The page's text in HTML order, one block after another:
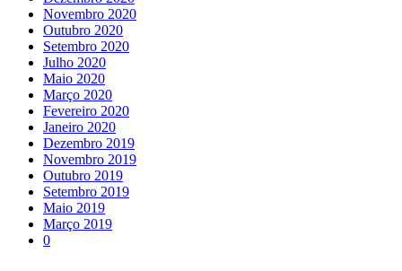
Novembro 2020
Outubro 2020
Setembro 2020
Julho 2020
Maio 2020
Março 2020
Fevereiro 2020
Janeiro 2020
Dezembro 2019
Novembro 2019
Outubro 2019
Setembro 2019
Maio 2019
Março 2019
0